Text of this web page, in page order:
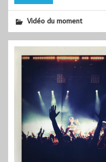
Vidéo du moment